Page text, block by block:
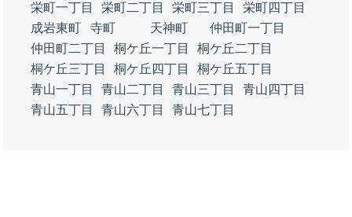
栄町一丁目
栄町二丁目 栄町三丁目
栄町四丁目
成岩東町
寺町 天神町
仲田町一丁目
仲田町二丁目
桐ケ丘一丁目
桐ケ丘二丁目
桐ケ丘三丁目
桐ケ丘四丁目
桐ケ丘五丁目
青山一丁目
青山二丁目 青山三丁目
青山四丁目
青山五丁目
青山六丁目 青山七丁目